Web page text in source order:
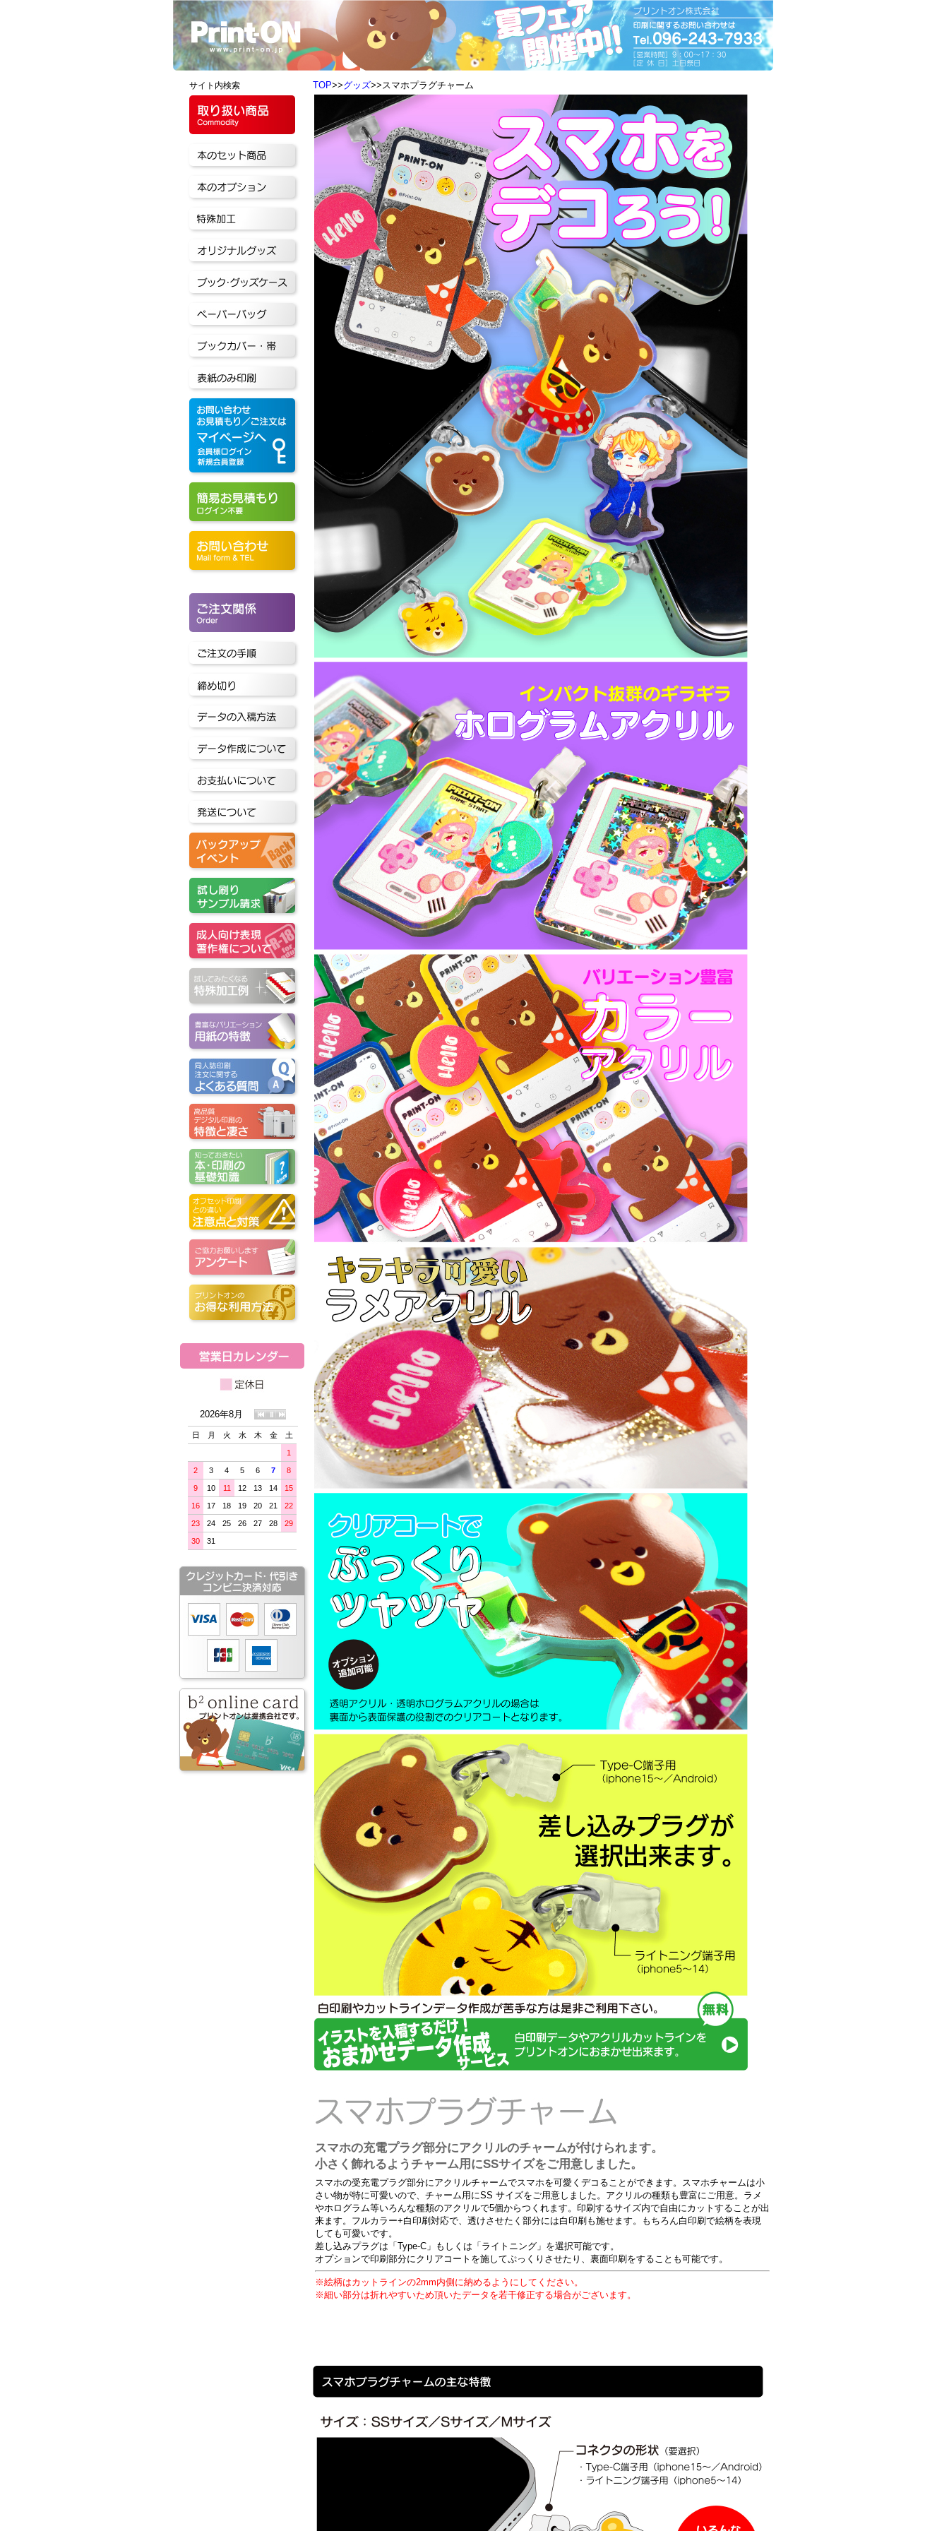
サイト内検索
2026年8月
日 月 火 水 木 金 土
1
2 3 4 5 6 7 8
9 10 11 12 13 14 15
16 17 18 19 20 21 22
23 24 25 26 27 28 29
30 31
TOP>>グッズ>>スマホプラグチャーム
スマホの充電プラグ部分にアクリルのチャームが付けられます。
小さく飾れるようチャーム用にSSサイズをご用意しました。
スマホの受充電プラグ部分にアクリルチャームでスマホを可愛くデコることができます。スマホチャームは小
さい物が特に可愛いので、チャーム用にSS サイズをご用意しました。アクリルの種類も豊富にご用意。ラメ
やホログラム等いろんな種類のアクリルで5個からつくれます。印刷するサイズ内で自由にカットすることが出
来ます。フルカラー+白印刷対応で、透けさせたく部分には白印刷も施せます。もちろん白印刷で絵柄を表現
しても可愛いです。
差し込みプラグは「Type-C」もしくは「ライトニング」を選択可能です。
オプションで印刷部分にクリアコートを施してぷっくりさせたり、裏面印刷をすることも可能です。
※絵柄はカットラインの2mm内側に納めるようにしてください。
※細い部分は折れやすいため頂いたデータを若干修正する場合がございます。